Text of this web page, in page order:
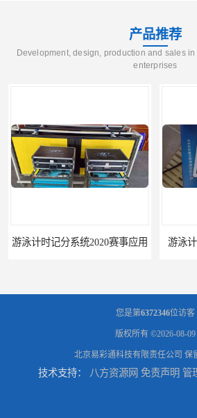
产品推荐
Development, design, production and sales
enterprises
游泳计时记分系统2020赛事应用 游泳
您是第6372346位访客
版权所有 ©2026-08-09
北京易彩通科技有限责任公司 保
技术支持： 八方资源网 免责声明 管